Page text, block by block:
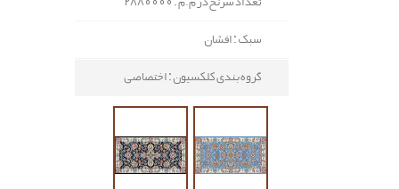
تعداد سرنخ در م.م : 2880000
سبک : افشان
گروه بندی کلکسیون : اختصاصی